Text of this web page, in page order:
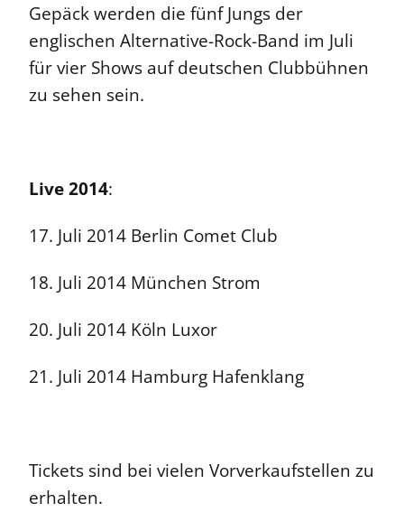
Gepäck werden die fünf Jungs der
englischen Alternative-Rock-Band im Juli
für vier Shows auf deutschen Clubbühnen
zu sehen sein.
Live 2014:
17. Juli 2014 Berlin Comet Club
18. Juli 2014 München Strom
20. Juli 2014 Köln Luxor
21. Juli 2014 Hamburg Hafenklang
Tickets sind bei vielen Vorverkaufstellen zu
erhalten.